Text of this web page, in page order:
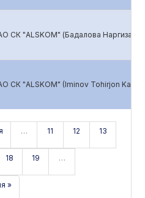
СК "ALSKOM" (Бадалова Наргиза
СК "ALSKOM" (Iminov Tohirjon
… 11 12 13
18 19 …
»